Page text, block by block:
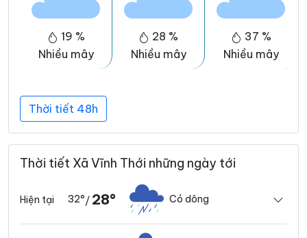
19 %
Nhiều mây
28 %
Nhiều mây
37 %
Nhiều mây
Thời tiết 48h
Thời tiết Xã Vĩnh Thới những ngày tới
Hiện tại 32°/ 28° Có dông